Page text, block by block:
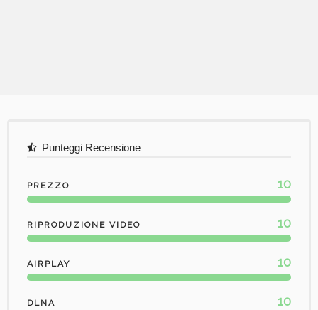
Punteggi Recensione
PREZZO 10
RIPRODUZIONE VIDEO 10
AIRPLAY 10
DLNA 10